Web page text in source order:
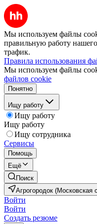
Мы используем файлы
правильную работу
трафик.
Правила использования
Мы используем файлы
файлов cookie
Понятно
Ищу работу
Ищу работу
Ищу работу
Ищу сотрудника
Сервисы
Помощь
Ещё
Поиск
Агрогородок
Войти
Войти
Создать резюме